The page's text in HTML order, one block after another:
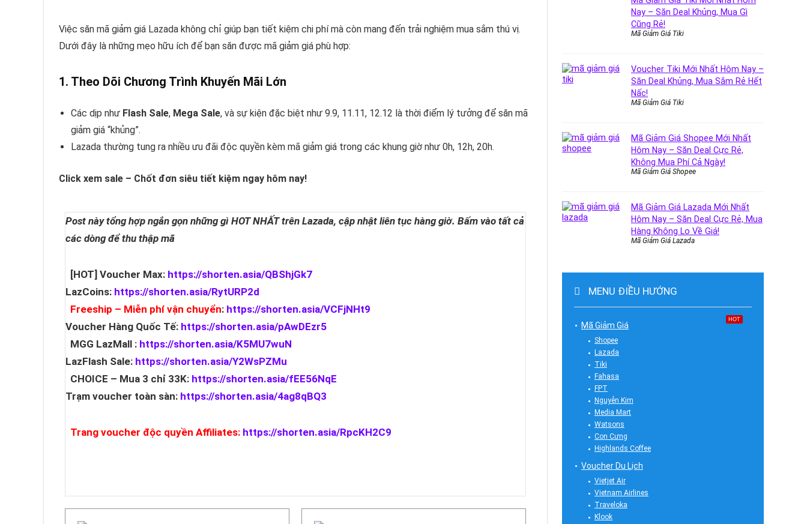
Việc săn mã giảm giá Lazada không chỉ giúp bạn tiết kiệm chi phí mà còn mang đến trải nghiệm mua sắm thú vị.
Dưới đây là những mẹo hữu ích để bạn săn được mã giảm giá phù hợp:
1. Theo Dõi Chương Trình Khuyến Mãi Lớn
Các dịp như Flash Sale, Mega Sale, và sự kiện đặc biệt như 9.9, 11.11, 12.12 là thời điểm lý tưởng để săn mã
giảm giá “khủng”.
Lazada thường tung ra nhiều ưu đãi độc quyền kèm mã giảm giá trong các khung giờ như 0h, 12h, 20h.
Click xem sale – Chốt đơn siêu tiết kiệm ngay hôm nay!
Post này tổng hợp ngắn gọn những gì HOT NHẤT trên Lazada, cập nhật liên tục hàng giờ. Bấm vào tất cả
các dòng để thu thập mã
[HOT] Voucher Max: https://shorten.asia/QBShjGk7
LazCoins: https://shorten.asia/RytURP2d
Freeship – Miễn phí vận chuyển: https://shorten.asia/VCFjNHt9
Voucher Hàng Quốc Tế: https://shorten.asia/pAwDEzr5
MGG LazMall : https://shorten.asia/K5MU7wuN
LazFlash Sale: https://shorten.asia/Y2WsPZMu
CHOICE – Mua 3 chỉ 33K: https://shorten.asia/fEE56NqE
Trạm voucher toàn sàn: https://shorten.asia/4ag8qBQ3
Trang voucher độc quyền Affiliates: https://shorten.asia/RpcKH2C9
Nay – Săn Deal Khủng, Mua Gì
Cũng Rẻ!
Mã Giảm Giá Tiki
Voucher Tiki Mới Nhất Hôm Nay –
Săn Deal Khủng, Mua Sắm Rẻ Hết
Nấc!
Mã Giảm Giá Tiki
Mã Giảm Giá Shopee Mới Nhất
Hôm Nay – Săn Deal Cực Rẻ,
Không Mua Phí Cả Ngày!
Mã Giảm Giá Shopee
Mã Giảm Giá Lazada Mới Nhất
Hôm Nay – Săn Deal Cực Rẻ, Mua
Hàng Không Lo Về Giá!
Mã Giảm Giá Lazada
MENU ĐIỀU HƯỚNG
Mã Giảm Giá
HOT
Shopee
Lazada
Tiki
Fahasa
FPT
Nguyễn Kim
Media Mart
Watsons
Con Cưng
Highlands Coffee
Voucher Du Lịch
Vietjet Air
Vietnam Airlines
Traveloka
Klook